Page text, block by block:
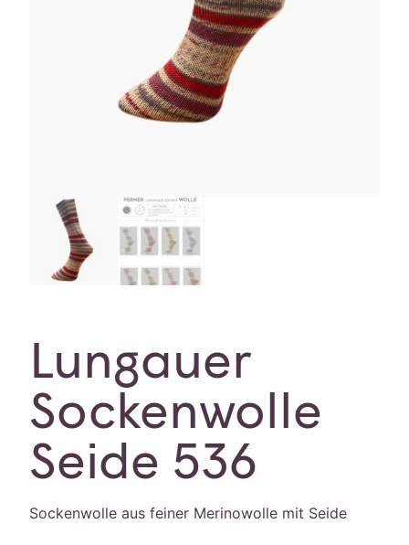
Lungauer
Sockenwolle
Seide 536
Sockenwolle aus feiner Merinowolle mit Seide